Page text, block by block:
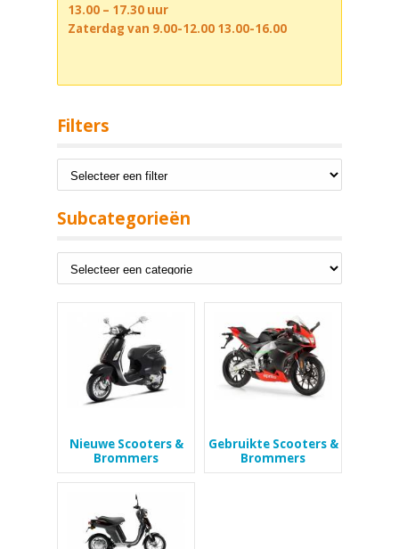
13.00 – 17.30 uur
Zaterdag van 9.00-12.00 13.00-16.00
Filters
Subcategorieën
Nieuwe Scooters &
Brommers
Gebruikte Scooters &
Brommers